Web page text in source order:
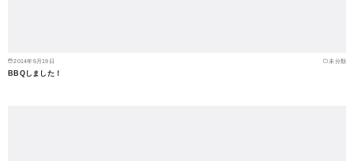
2014年5月19日 未分類
BBQしました！